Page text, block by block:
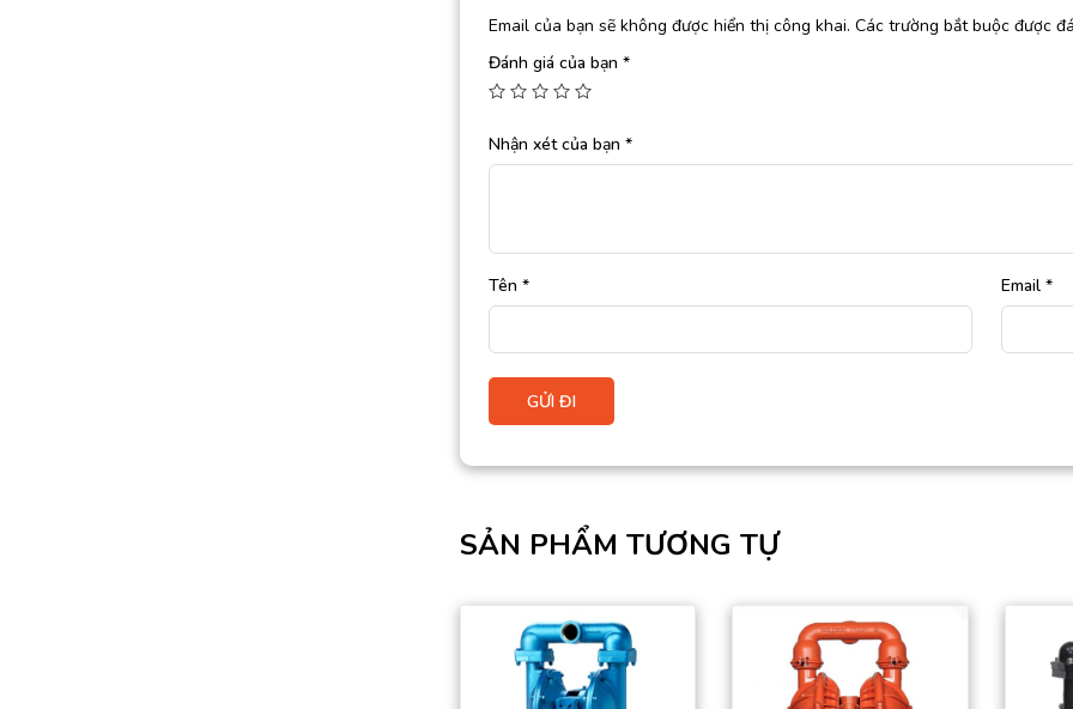
Email của bạn sẽ không được hiển thị công khai. Các trường bắt buộc được
Đánh giá của bạn *
Nhận xét của bạn *
Tên * Email *
SẢN PHẨM TƯƠNG TỰ